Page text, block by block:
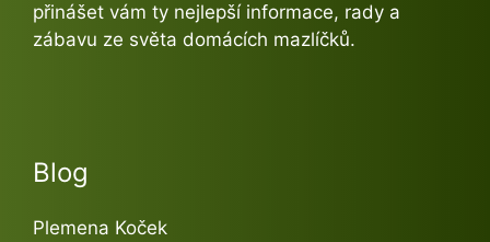
přinášet vám ty nejlepší informace, rady a
zábavu ze světa domácích mazlíčků.
Blog
Plemena Koček